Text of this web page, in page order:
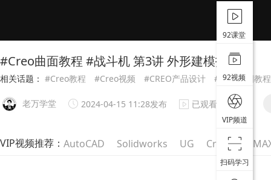
#Creo曲面教程 #战斗机 第3讲 外形建模技巧
相关话题： #Creo教程 #Creo视频 #CREO产品设计 #creo画图教程
老万学堂 2024-04-15 11:28发布 已观看2388次
VIP视频推荐： AutoCAD Solidworks UG Creo
92课堂
92视频
VIP频道
扫码学习